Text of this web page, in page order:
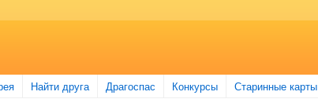
Найти друга Драгоспас Конкурсы Старинные карты